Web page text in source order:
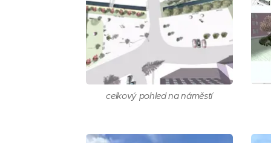
celkový pohled na náměstí